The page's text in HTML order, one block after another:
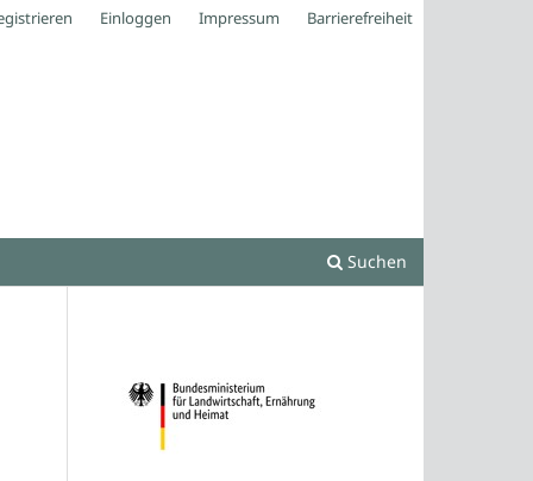
Suchen
Einloggen Impressum Barrierefreiheit